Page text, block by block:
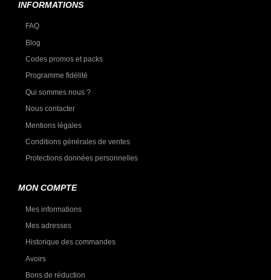
INFORMATIONS
FAQ
Blog
Codes promos et packs
Programme fidélité
Qui sommes nous ?
Nous contacter
Mentions légales
Conditions générales de ventes
Protections données personnelles
MON COMPTE
Mes informations
Mes adresses
Historique des commandes
Avoirs
Bons de réduction